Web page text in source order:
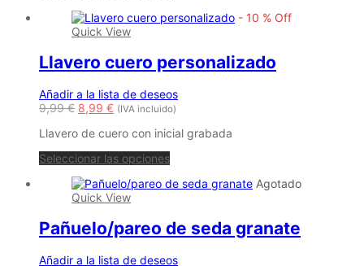
producto
- 10 % Off
Quick View
Llavero cuero personalizado
Añadir a la lista de deseos
9,99€ El
original
era:
9,99 €.
8,99 €El
actual
es:
8,99 €.
(IVA incluido)
Llavero de cuero con inicial grabada
Seleccionar las opcionesEste
tiene
Las
opciones
Agotado
Quick View
Pañuelo/pareo de seda granate
Añadir a la lista de deseos